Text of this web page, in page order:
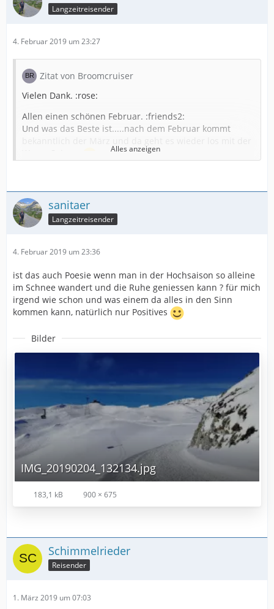
Langzeitreisender
4. Februar 2019 um 23:27
Zitat von Broomcruiser
Vielen Dank. :rose:
Allen einen schönen Februar. :friends2:
Und was das Beste ist.....nach dem Februar kommt
genau so ist und die Vorfreude wird immer grösser
obwohl wir noch im tiefsten Winter stecken
mit lieben Grüssen Inge alias Sanitär
Alles anzeigen
sanitaer
Langzeitreisender
4. Februar 2019 um 23:36
ist das auch Poesie wenn man in der Hochsaison so alleine
im Schnee wandert und die Ruhe geniessen kann ? für mich
irgend wie schon und was einem da alles in den Sinn
kommen kann, natürlich nur Positives
Bilder
IMG_20190204_132134.jpg
183,1 kB 900 × 675
Schimmelrieder
Reisender
1. März 2019 um 07:03